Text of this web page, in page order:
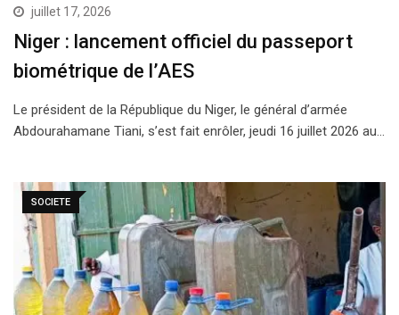
juillet 17, 2026
Niger : lancement officiel du passeport
biométrique de l’AES
Le président de la République du Niger, le général d’armée
Abdourahamane Tiani, s’est fait enrôler, jeudi 16 juillet 2026 au…
SOCIETE